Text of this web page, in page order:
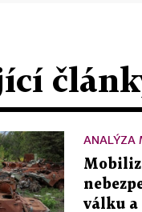
ANALÝZA
válku a